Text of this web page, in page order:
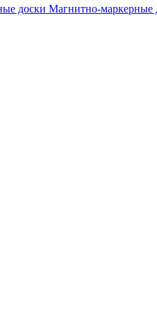
Магнитно-маркерные